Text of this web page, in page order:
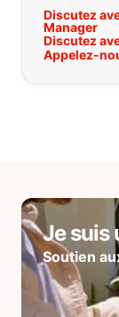
Discutez
Manager
Discutez
Appelez-
Je suis
Soutien